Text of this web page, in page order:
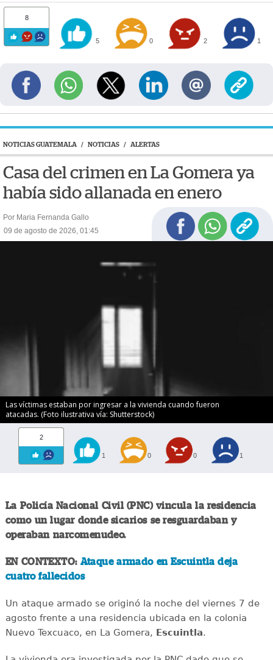
8
5 0 2 1
NOTICIAS GUATEMALA / NOTICIAS / ALERTAS
Casa del crimen en La Gomera ya
había sido allanada en enero
Por Maria Fernanda Gallo
09 de agosto de 2026, 01:45
Las víctimas estaban por ingresar a la vivienda cuando fueron
atacadas. (Foto ilustrativa vía: Shutterstock)
2
1 0 0 1
La Policía Nacional Civil (PNC) vincula la residencia
como un lugar donde sicarios se resguardaban y
operaban narcomenudeo.
EN CONTEXTO: Ataque armado en Escuintla deja
cuatro fallecidos
Un ataque armado se originó la noche del viernes 7 de
agosto frente a una residencia ubicada en la colonia
Nuevo Texcuaco, en La Gomera, Escuintla.